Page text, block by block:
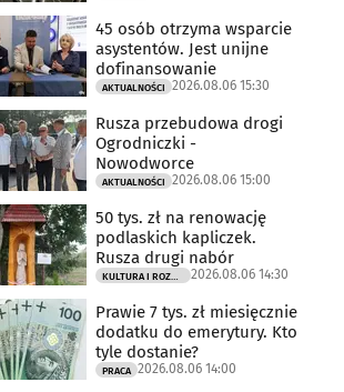
45 osób otrzyma wsparcie
asystentów. Jest unijne
dofinansowanie
AKTUALNOŚCI 2026.08.06 15:30
Rusza przebudowa drogi
Ogrodniczki -
Nowodworce
AKTUALNOŚCI 2026.08.06 15:00
50 tys. zł na renowację
podlaskich kapliczek.
Rusza drugi nabór
2026.08.06 14:30
Prawie 7 tys. zł miesięcznie
dodatku do emerytury. Kto
tyle dostanie?
PRACA 2026.08.06 14:00